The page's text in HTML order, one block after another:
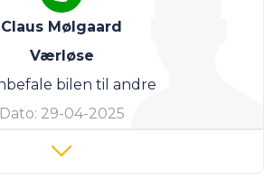
Claus Mølgaard
Værløse
bilen til andre
Dato: 29-04-2025